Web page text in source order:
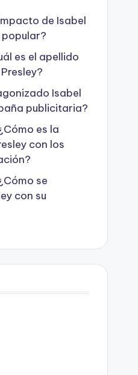
de Isabel
popular?
es el apellido
Isabel
publicitaria?
es la
con los
se
con su